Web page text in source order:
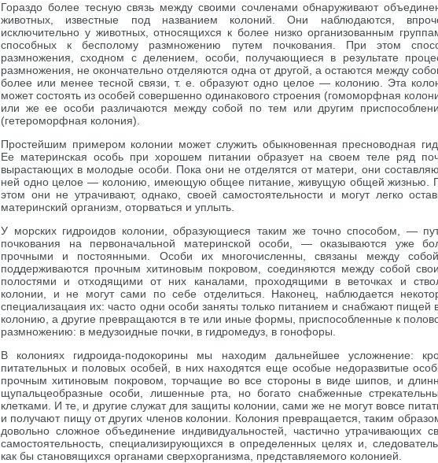
Гораздо более тесную связь между своими сочленами обнаруживают
животных, известные под названием колоний. Они наблюдаются,
исключительно у животных, относящихся к более низко организованным
способных к бесполому размножению путем почкования. При этом
размножения, сходном с делением, особи, получающиеся в результате
размножения, не окончательно отделяются одна от другой, а остаются между
более или менее тесной связи, т. е. образуют одно целое — колонию. Эта
может состоять из особей совершенно одинакового строения (гомоморфная
или же ее особи различаются между собой по тем или другим
(гетероморфная колония).
Простейшим примером колонии может служить обыкновенная пресноводная
Ее материнская особь при хорошем питании образует на своем теле ряд
вырастающих в молодые особи. Пока они не отделятся от матери, они
ней одно целое — колонию, имеющую общее питание, живущую общей жизнью.
этом они не утрачивают, однако, своей самостоятельности и могут легко
материнский организм, оторваться и уплыть.
У морских гидроидов колонии, образующиеся таким же точно способом, —
почкования на первоначальной материнской особи, — оказываются уже
прочными и постоянными. Особи их многочисленны, связаны между
поддерживаются прочным хитиновым покровом, соединяются между собой
полостями и отходящими от них каналами, проходящими в веточках и
колонии, и не могут сами по себе отделиться. Наконец, наблюдается
специализацаия их: часто одни особи заняты только питанием и снабжают пищей
колонию, а другие превращаются в те или иные формы, приспособленные к
размножению: в медузоидные почки, в гидромедуз, в гонофоры.
В колониях гидроида-подокорины мы находим дальнейшее усложнение:
питательных и половых особей, в них находятся еще особые недоразвитые
прочным хитиновым покровом, торчащие во все стороны в виде шипов, и
щупальцеобразные особи, лишенные рта, но богато снабженные
клетками. И те, и другие служат для защиты колонии, сами же не могут вовсе
и получают пищу от других членов колонии. Колония превращается, таким
довольно сложное объединение индивидуальностей, частично утрачивающих
самостоятельность, специализирующихся в определенных целях и,
как бы становящихся органами сверхорганизма, представляемого колонией.